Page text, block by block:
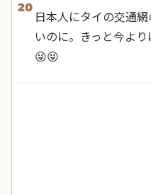
20
日本人にタイの交通
いのに。きっと今よ
😜😜